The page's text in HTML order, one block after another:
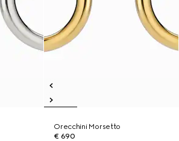
Orecchini Morsetto
€ 690